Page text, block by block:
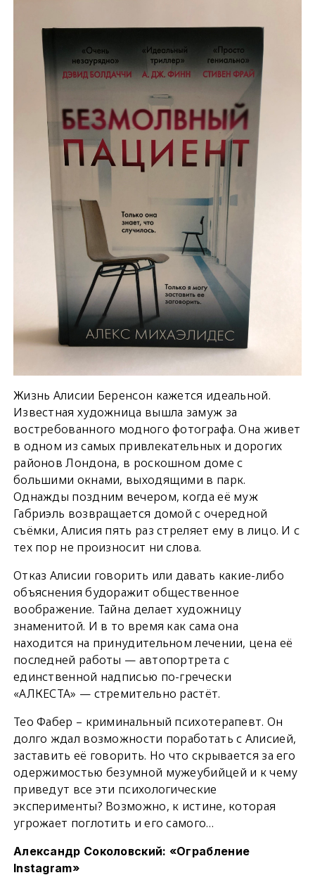
Жизнь Алисии Беренсон кажется идеальной.
Известная художница вышла замуж за
востребованного модного фотографа. Она живет
в одном из самых привлекательных и дорогих
районов Лондона, в роскошном доме с
большими окнами, выходящими в парк.
Однажды поздним вечером, когда её муж
Габриэль возвращается домой с очередной
съёмки, Алисия пять раз стреляет ему в лицо. И с
тех пор не произносит ни слова.
Отказ Алисии говорить или давать какие-либо
объяснения будоражит общественное
воображение. Тайна делает художницу
знаменитой. И в то время как сама она
находится на принудительном лечении, цена её
последней работы — автопортрета с
единственной надписью по-гречески
«АЛКЕСТА» — стремительно растёт.
Тео Фабер – криминальный психотерапевт. Он
долго ждал возможности поработать с Алисией,
заставить её говорить. Но что скрывается за его
одержимостью безумной мужеубийцей и к чему
приведут все эти психологические
эксперименты? Возможно, к истине, которая
угрожает поглотить и его самого…
Александр Соколовский: «Ограбление
Instagram»